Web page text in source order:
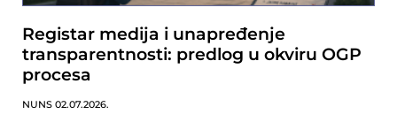
Registar medija i unapređenje
transparentnosti: predlog u okviru OGP
procesa
NUNS 02.07.2026.